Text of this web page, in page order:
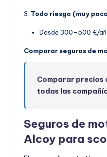
3. Todo riesgo (muy
Desde 300–500 €/
Comparar seguros de
Comparar precios
todas las
Seguros de
Alcoy para